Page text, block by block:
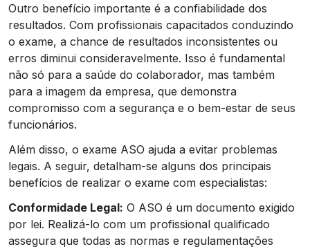
Outro benefício importante é a confiabilidade dos
resultados. Com profissionais capacitados conduzindo
o exame, a chance de resultados inconsistentes ou
erros diminui consideravelmente. Isso é fundamental
não só para a saúde do colaborador, mas também
para a imagem da empresa, que demonstra
compromisso com a segurança e o bem-estar de seus
funcionários.
Além disso, o exame ASO ajuda a evitar problemas
legais. A seguir, detalham-se alguns dos principais
benefícios de realizar o exame com especialistas:
Conformidade Legal: O ASO é um documento exigido
por lei. Realizá-lo com um profissional qualificado
assegura que todas as normas e regulamentações